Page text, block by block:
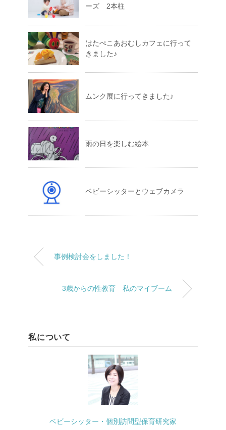
ーズ 2本柱
はたぺこあおむしカフェに行って
きました♪
ムンク展に行ってきました♪
雨の日を楽しむ絵本
ベビーシッターとウェブカメラ
事例検討会をしました！
3歳からの性教育 私のマイブーム
私について
ベビーシッター・個別訪問型保育研究家